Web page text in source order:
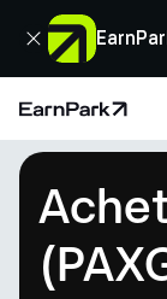
Fermer
Page d'accueil
Produits